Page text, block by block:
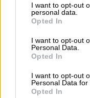
not limited to your
grant or deny
use your data for
consent section.
I want to opt-out
personal data.
Opted In
I want to opt-out
Personal Data.
Opted In
I want to opt-out
Personal Data for
Opted In
Κόσμος|16.08.2023